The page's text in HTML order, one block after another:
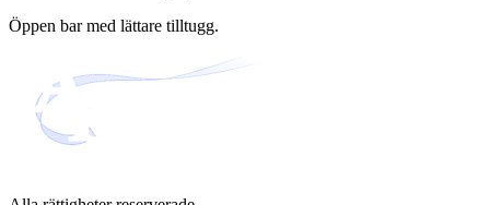
Öppen bar med lättare tilltugg.